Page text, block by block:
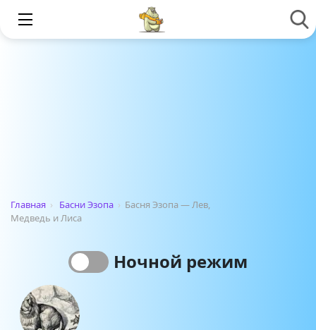
Главная › Басни Эзопа › Басня Эзопа — Лев,
Медведь и Лиса
Ночной режим